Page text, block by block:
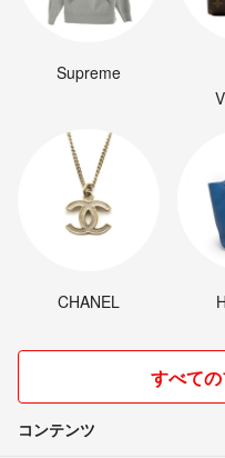
Supreme
CHANEL
すべて
コンテンツ